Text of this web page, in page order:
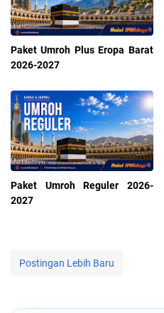
Paket Umroh Plus Eropa Barat
2026-2027
Paket Umroh Reguler 2026-
2027
Postingan Lebih Baru